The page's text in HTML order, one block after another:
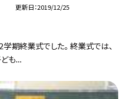
更新日 2019/12/25
期終業式でした。 終業式では、
も...